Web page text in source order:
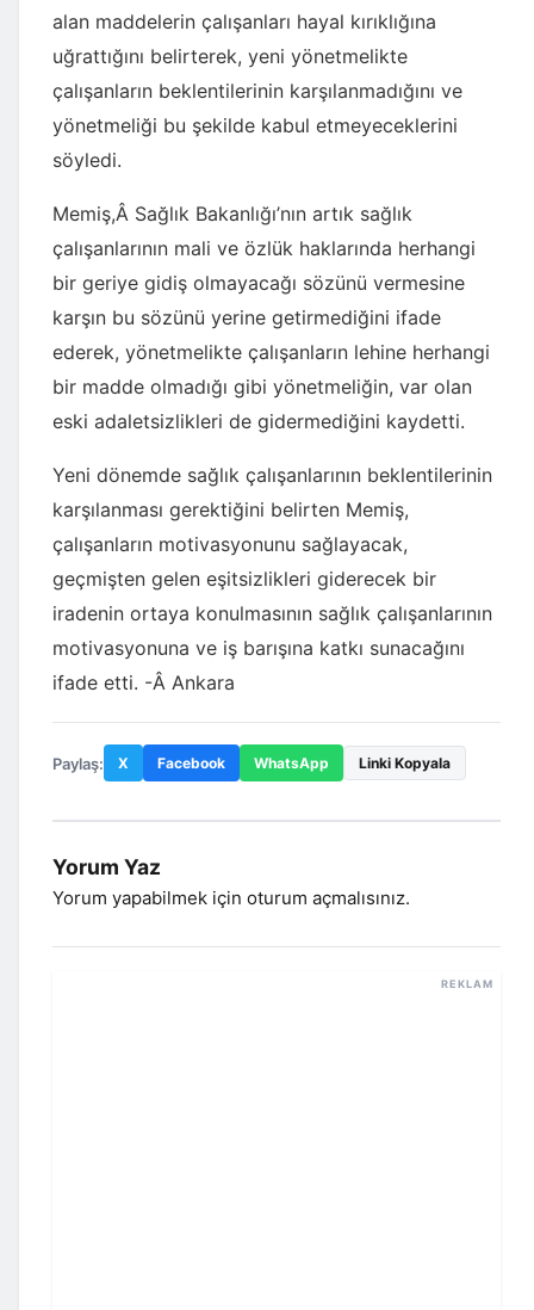
alan maddelerin çalışanları hayal kırıklığına
uğrattığını belirterek, yeni yönetmelikte
çalışanların beklentilerinin karşılanmadığını ve
yönetmeliği bu şekilde kabul etmeyeceklerini
söyledi.
Memiş,Â Sağlık Bakanlığı’nın artık sağlık
çalışanlarının mali ve özlük haklarında herhangi
bir geriye gidiş olmayacağı sözünü vermesine
karşın bu sözünü yerine getirmediğini ifade
ederek, yönetmelikte çalışanların lehine herhangi
bir madde olmadığı gibi yönetmeliğin, var olan
eski adaletsizlikleri de gidermediğini kaydetti.
Yeni dönemde sağlık çalışanlarının beklentilerinin
karşılanması gerektiğini belirten Memiş,
çalışanların motivasyonunu sağlayacak,
geçmişten gelen eşitsizlikleri giderecek bir
iradenin ortaya konulmasının sağlık çalışanlarının
motivasyonuna ve iş barışına katkı sunacağını
ifade etti. -Â Ankara
Paylaş: X Facebook WhatsApp Linki Kopyala
Yorum Yaz
Yorum yapabilmek için oturum açmalısınız.
REKLAM